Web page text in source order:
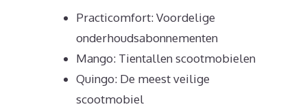
Practicomfort: Voordelige
onderhoudsabonnementen
Mango: Tientallen scootmobielen
Quingo: De meest veilige
scootmobiel